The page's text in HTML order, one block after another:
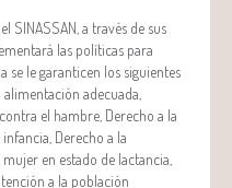
SINASSAN, a través de sus
las políticas para
se le garanticen los siguientes
adecuada,
el hambre, Derecho a la
Derecho a la
en estado de lactancia,
a la población